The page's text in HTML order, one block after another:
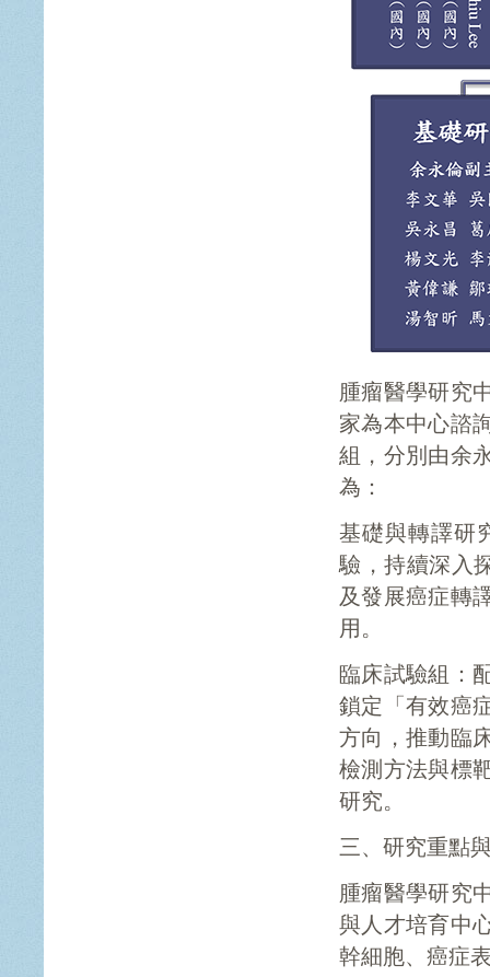
腫瘤醫學研究
家為本中心諮
組，分別由余
為：
基礎與轉譯研
驗，持續深入
及發展癌症轉
用。
臨床試驗組：
鎖定「有效癌
方向，推動臨
檢測方法與標
研究。
三、研究重點
腫瘤醫學研究
與人才培育中
幹細胞、癌症